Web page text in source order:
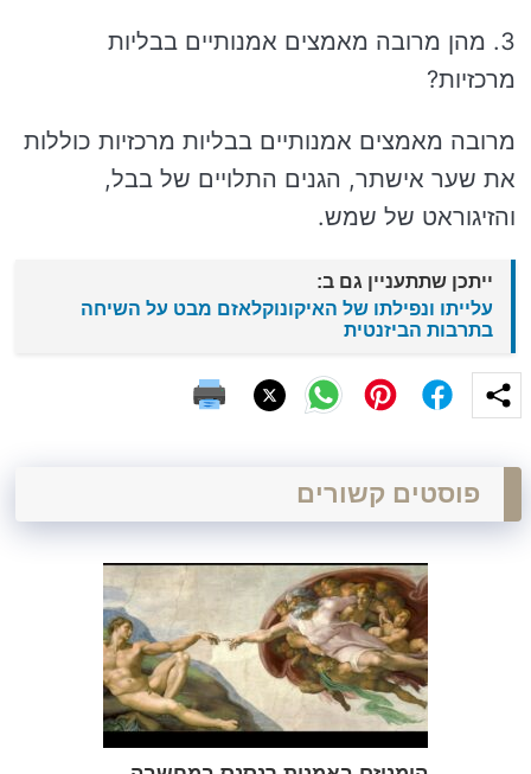
3. מהן מרובה מאמצים אמנותיים בבליות
מרכזיות?
מרובה מאמצים אמנותיים בבליות מרכזיות כוללות
את שער אישתר, הגנים התלויים של בבל,
והזיגוראט של שמש.
ייתכן שתתעניין גם ב:
עלייתו ונפילתו של האיקונוקלאזם מבט על השיחה
בתרבות הביזנטית
פוסטים קשורים